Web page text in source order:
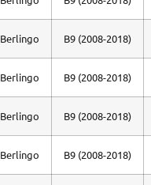
Berlingo B9 (2008-2018)
Berlingo B9 (2008-2018)
Berlingo B9 (2008-2018)
Berlingo B9 (2008-2018)